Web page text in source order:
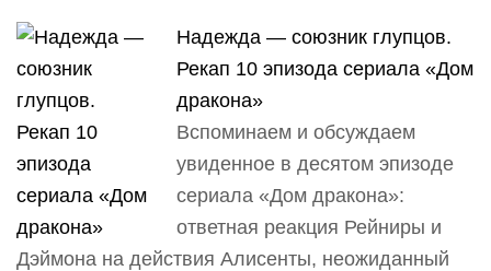
Надежда — союзник глупцов.
Рекап 10 эпизода сериала «Дом
дракона»
Вспоминаем и обсуждаем
увиденное в десятом эпизоде
сериала «Дом дракона»:
ответная реакция Рейниры и
Дэймона на действия Алисенты, неожиданный